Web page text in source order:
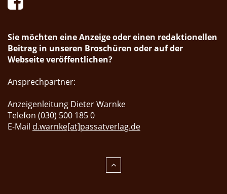
Sie möchten eine Anzeige oder einen redaktionellen
Beitrag in unseren Broschüren oder auf der
Webseite veröffentlichen?
Ansprechpartner:
Anzeigenleitung Dieter Warnke
Telefon (030) 500 185 0
E-Mail d.warnke[at]passatverlag.de